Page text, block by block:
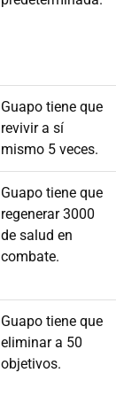
Guapo tiene que
revivir a sí
mismo 5 veces.
Guapo tiene que
regenerar 3000
de salud en
combate.
Guapo tiene que
eliminar a 50
objetivos.